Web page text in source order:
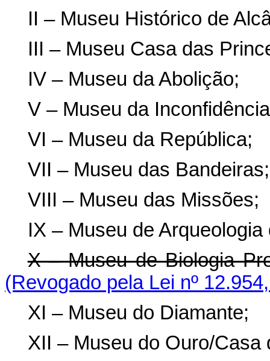
II – Museu Histórico de
III – Museu Casa das
IV – Museu da Abolição;
V – Museu da
VI – Museu da República;
VII – Museu das Bandeiras;
VIII – Museu das Missões;
IX – Museu de Arqueologia
X – Museu de Biologia
(Revogado pela Lei nº
XI – Museu do Diamante;
XII – Museu do Ouro/Casa